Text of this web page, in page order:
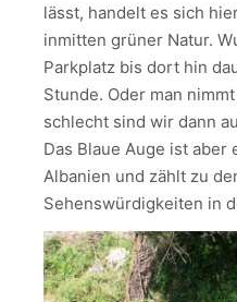
lässt, handelt es sich
inmitten grüner Natur.
Parkplatz bis dort hin
Stunde. Oder man
schlecht sind wir dann
Das Blaue Auge ist
Albanien und zählt zu
Sehenswürdigkeiten in